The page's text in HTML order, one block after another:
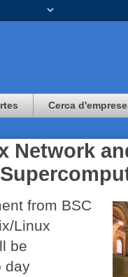
Cerca
Network
from BSC
Linux
be
day